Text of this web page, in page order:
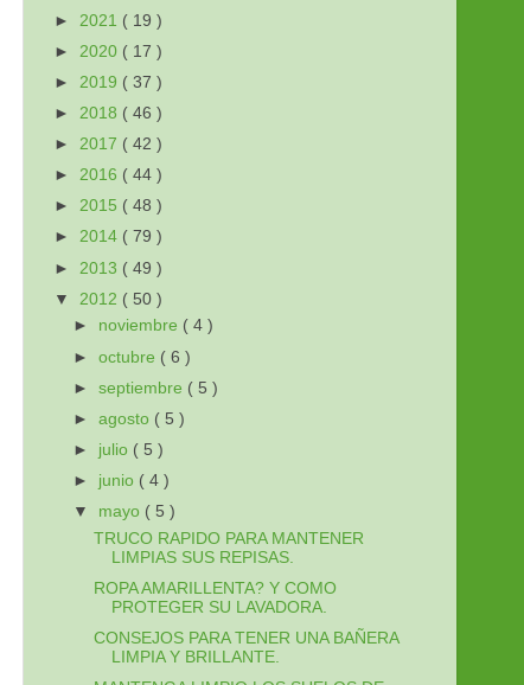
► 2021 ( 19 )
► 2020 ( 17 )
► 2019 ( 37 )
► 2018 ( 46 )
► 2017 ( 42 )
► 2016 ( 44 )
► 2015 ( 48 )
► 2014 ( 79 )
► 2013 ( 49 )
▼ 2012 ( 50 )
► noviembre ( 4 )
►octubre ( 6 )
►septiembre ( 5 )
►agosto ( 5 )
► julio ( 5 )
► junio ( 4 )
▼ mayo ( 5 )
TRUCO RAPIDO PARA MANTENER
LIMPIAS SUS REPISAS.
ROPA AMARILLENTA? Y COMO
PROTEGER SU LAVADORA.
CONSEJOS PARA TENER UNA BAÑERA
LIMPIA Y BRILLANTE.